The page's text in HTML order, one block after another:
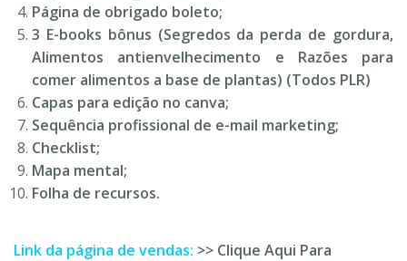
Página de obrigado boleto;
3 E-books bônus (Segredos da perda de gordura,
Alimentos antienvelhecimento e Razões para
comer alimentos a base de plantas) (Todos PLR)
Capas para edição no canva;
Sequência profissional de e-mail marketing;
Checklist;
Mapa mental;
Folha de recursos.
Link da página de vendas: >> Clique Aqui Para